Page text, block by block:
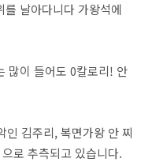
날아다니다 가왕석에
많이 들어도 0칼로리! 안
인 김주리, 복면가왕 안 찌
로 추측되고 있습니다.